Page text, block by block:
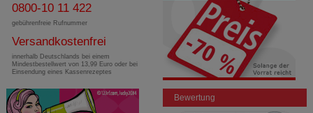
0800-10 11 422
gebührenfreie Rufnummer
Versandkostenfrei
innerhalb Deutschlands bei einem
Mindestbestellwert von 13,99 Euro oder bei
Einsendung eines Kassenrezeptes
Bewertung